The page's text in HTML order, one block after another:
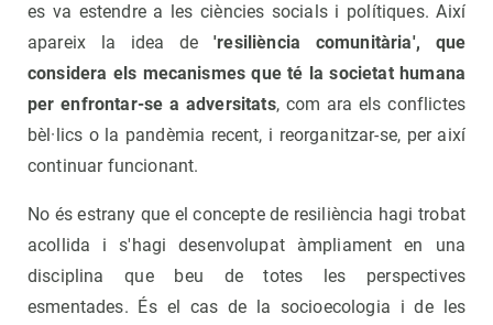
es va estendre a les ciències socials i polítiques. Així
apareix la idea de'resiliència comunitària', que
considera els mecanismes que té la societat humana
per enfrontar-se a adversitats, com ara els conflictes
bèl·lics o la pandèmia recent, i reorganitzar-se, per així
continuar funcionant.
No és estrany que el concepte de resiliència hagi trobat
acollida i s'hagi desenvolupat àmpliament en una
disciplina que beu de totes les perspectives
esmentades. És el cas de la socioecologia i de les